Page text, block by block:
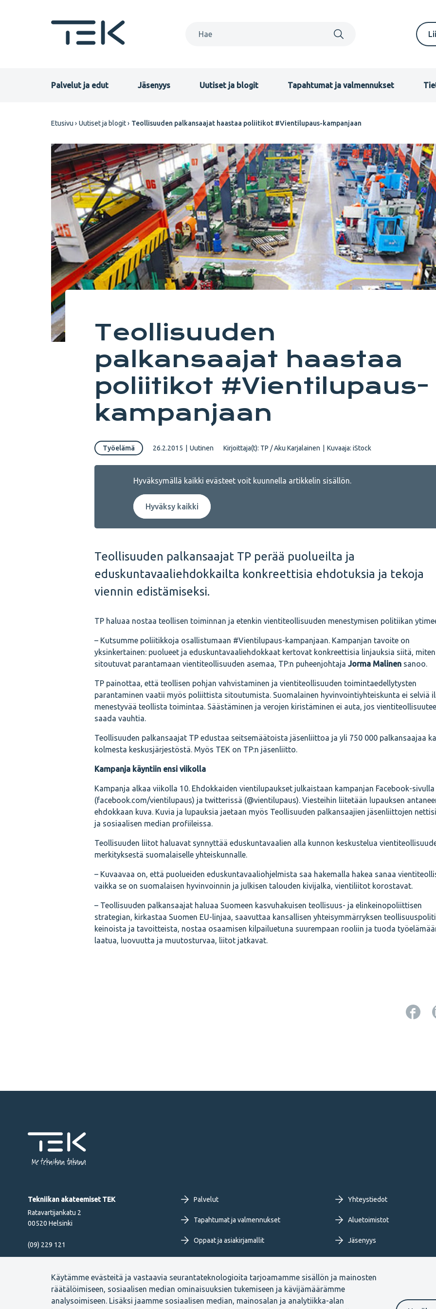
Käytämme evästeitä ja vastaavia seurantateknologioita tarjoamamme sisällön ja mainosten
räätälöimiseen, sosiaalisen median ominaisuuksien tukemiseen ja kävijämäärämme
analysoimiseen. Lisäksi jaamme sosiaalisen median, mainosalan ja analytiikka-alan
FI
Primary
Palvelut ja edut Jäsenyys Uutiset ja blogit Tapahtumat ja valmennukset
Etusivu Uutiset ja blogit Teollisuuden palkansaajat haastaa poliitikot #Vientilupaus-kampanjaan
Teollisuuden
palkansaajat haastaa
poliitikot #Vientilupaus-
kampanjaan
Työelämä 26.2.2015 Uutinen Kirjoittaja(t): TP / Aku Karjalainen Kuvaaja: iStock
Hyväksymällä kaikki evästeet voit kuunnella artikkelin sisällön.
Hyväksy kaikki
Teollisuuden palkansaajat TP perää puolueilta ja
eduskuntavaaliehdokkailta konkreettisia ehdotuksia ja tekoja
viennin edistämiseksi.
TP haluaa nostaa teollisen toiminnan ja etenkin vientiteollisuuden menestymisen politiikan
– Kutsumme poliitikkoja osallistumaan #Vientilupaus-kampanjaan. Kampanjan tavoite on
yksinkertainen: puolueet ja eduskuntavaaliehdokkaat kertovat konkreettisia linjauksia siitä,
sitoutuvat parantamaan vientiteollisuuden asemaa, TP:n puheenjohtaja Jorma Malinen sanoo.
TP painottaa, että teollisen pohjan vahvistaminen ja vientiteollisuuden toimintaedellytysten
parantaminen vaatii myös poliittista sitoutumista. Suomalainen hyvinvointiyhteiskunta ei selviä
menestyvää teollista toimintaa. Säästäminen ja verojen kiristäminen ei auta, jos
saada vauhtia.
Teollisuuden palkansaajat TP edustaa seitsemäätoista jäsenliittoa ja yli 750 000 palkansaajaa
kolmesta keskusjärjestöstä. Myös TEK on TP:n jäsenliitto.
Kampanja käyntiin ensi viikolla
Kampanja alkaa viikolla 10. Ehdokkaiden vientilupaukset julkaistaan kampanjan Facebook-sivulla
(facebook.com/vientilupaus) ja twitterissä (@vientilupaus). Viesteihin liitetään lupauksen
ehdokkaan kuva. Kuvia ja lupauksia jaetaan myös Teollisuuden palkansaajien jäsenliittojen
ja sosiaalisen median profiileissa.
Teollisuuden liitot haluavat synnyttää eduskuntavaalien alla kunnon keskustelua
merkityksestä suomalaiselle yhteiskunnalle.
– Kuvaavaa on, että puolueiden eduskuntavaaliohjelmista saa hakemalla hakea sanaa
vaikka se on suomalaisen hyvinvoinnin ja julkisen talouden kivijalka, vientiliitot korostavat.
– Teollisuuden palkansaajat haluaa Suomeen kasvuhakuisen teollisuus- ja elinkeinopoliittisen
strategian, kirkastaa Suomen EU-linjaa, saavuttaa kansallisen yhteisymmärryksen
keinoista ja tavoitteista, nostaa osaamisen kilpailuetuna suurempaan rooliin ja tuoda
laatua, luovuutta ja muutosturvaa, liitot jatkavat.
Me tekniikan takana
Tekniikan akateemiset TEK
Ratavartijankatu 2
00520 Helsinki
(09) 229 121
Footer
primary
menu
FI
Palvelut
Tapahtumat ja valmennukset
Oppaat ja asiakirjamallit
Uutiset ja blogit
Yhteystiedot
Aluetoimistot
Jäsenyys
Extranet